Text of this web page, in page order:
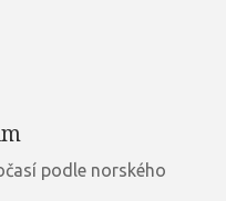
podle norského